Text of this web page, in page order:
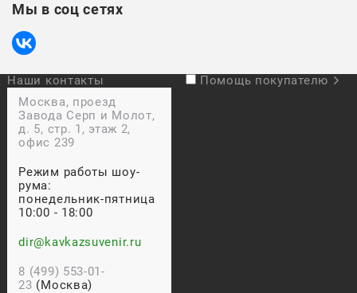
Мы в соц сетях
Наши контакты
Москва, проезд
Завода Серп и Молот,
д. 5, стр. 1, этаж 2,
офис 239
Режим работы шоу-
рума:
понедельник-пятница
10:00 - 18:00
dir@kavkazsuvenir.ru
8 (499) 553-01-
23 (Москва)
Помощь покупателю